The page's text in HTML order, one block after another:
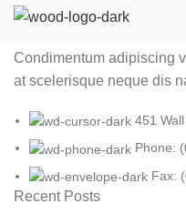
Condimentum adipiscing
at scelerisque neque dis
451
Phone:
Fax:
Recent Posts